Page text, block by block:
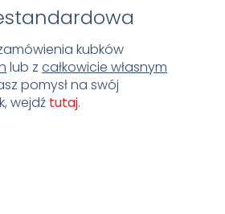
kubków
lub zcałkowicie własnym
pomysł na swój
wejdź tutaj.